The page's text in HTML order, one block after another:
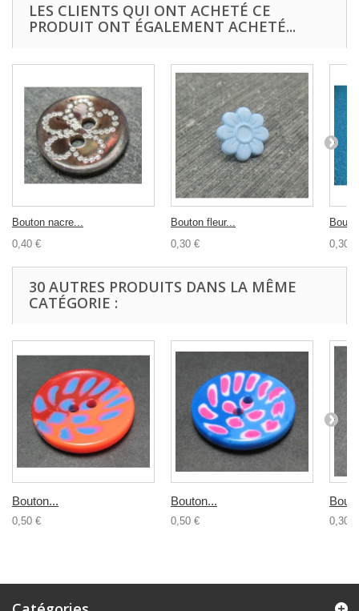
LES CLIENTS QUI ONT ACHETÉ CE
PRODUIT ONT ÉGALEMENT ACHETÉ...
Bouton nacre...
0,40 €
Bouton fleur...
0,30 €
0,30 €
30 AUTRES PRODUITS DANS LA MÊME
CATÉGORIE :
Bouton...
0,50 €
Bouton...
0,50 € 0,30 €